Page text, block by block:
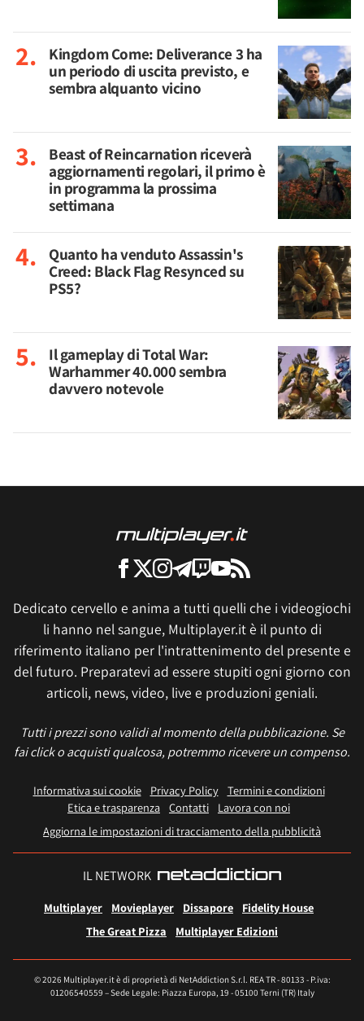
Kingdom Come: Deliverance 3 ha
un periodo di uscita previsto, e
sembra alquanto vicino
Beast of Reincarnation riceverà
aggiornamenti regolari, il primo è
in programma la prossima
settimana
Quanto ha venduto Assassin's
Creed: Black Flag Resynced su
PS5?
Il gameplay di Total War:
Warhammer 40.000 sembra
davvero notevole
Dedicato cervello e anima a tutti quelli che i videogiochi
li hanno nel sangue, Multiplayer.it è il punto di
riferimento italiano per l'intrattenimento del presente e
del futuro. Preparatevi ad essere stupiti ogni giorno con
articoli, news, video, live e produzioni geniali.
Tutti i prezzi sono validi al momento della pubblicazione. Se
fai click o acquisti qualcosa, potremmo ricevere un compenso.
Informativa sui cookie Privacy Policy
Termini e condizioni
Etica e trasparenza Contatti
Lavora con noi
Aggiorna le impostazioni di tracciamento della pubblicità
IL NETWORK
Multiplayer Movieplayer Dissapore
Fidelity House
The Great Pizza
Multiplayer Edizioni
© 2026 Multiplayer.it è di proprietà di NetAddiction S.r.l. REA TR - 80133 - P.iva:
01206540559 – Sede Legale: Piazza Europa, 19 - 05100 Terni (TR) Italy